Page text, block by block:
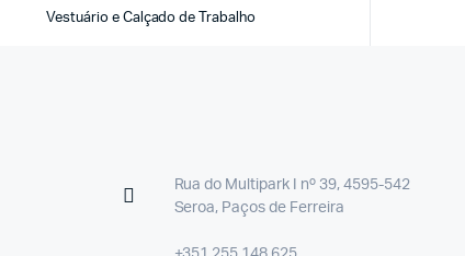
Vestuário e Calçado de Trabalho
Rua do Multipark I nº 39, 4595-542
Seroa, Paços de Ferreira